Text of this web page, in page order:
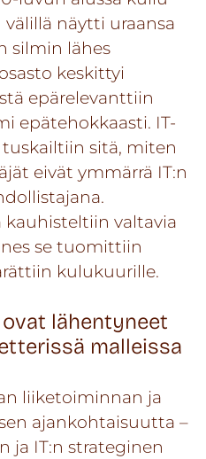
näytti uraansa
silmin lähes
keskittyi
epärelevanttiin
epätehokkaasti. IT-
sitä, miten
eivät ymmärrä IT:n
kauhisteltiin valtavia
se tuomittiin
kulukuurille.
lähentyneet
malleissa
liiketoiminnan ja
ajankohtaisuutta –
ja IT:n strateginen